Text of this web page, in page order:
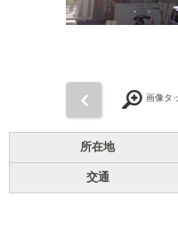
画像タ
所在地
交通